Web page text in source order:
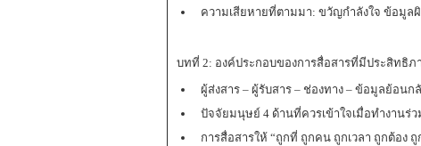
ความเสียหายที่ตามมา: ขวัญกำลังใจ ข้อมูล
บทที่ 2: องค์ประกอบของการสื่อสารที่มีประสิทธิภ
ผู้ส่งสาร – ผู้รับสาร – ช่องทาง – ข้อมูลย้อนก
ปัจจัยมนุษย์ 4 ด้านที่ควรเข้าใจเมื่อทำงานร่
การสื่อสารให้ “ถูกที่ ถูกคน ถูกเวลา ถูกต้อง ถู